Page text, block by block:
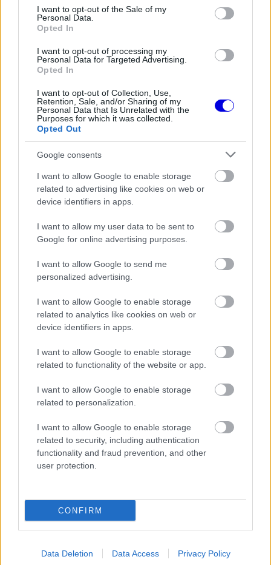
consent section.
I want to opt-out of the Sale of my
Personal Data.
Opted In
I want to opt-out of processing my
Personal Data for Targeted Advertising.
Opted In
I want to opt-out of Collection, Use,
Retention, Sale, and/or Sharing of my
Personal Data that Is Unrelated with the
Purposes for which it was collected.
Opted Out
Google consents
I want to allow Google to enable storage
related to advertising like cookies on web or
device identifiers in apps.
I want to allow my user data to be sent to
Google for online advertising purposes.
I want to allow Google to send me
personalized advertising.
I want to allow Google to enable storage
related to analytics like cookies on web or
device identifiers in apps.
I want to allow Google to enable storage
related to functionality of the website or app.
I want to allow Google to enable storage
related to personalization.
I want to allow Google to enable storage
related to security, including authentication
functionality and fraud prevention, and other
user protection.
CONFIRM
Data Deletion Data Access Privacy Policy
"A Mercedesnek kiváló pilótapárosa van, Russell
azonban időnként hibázik, ahogyan azt Japánban
is láthattuk. Ettől függetlenül nagyon stabil
szezont fut" – mondta Brundle a
RacingNews365-nek, hozzátéve, hogy
Verstappen esetleges szabaddá válása alapjaiban
EZEKET IS AJÁNLJUK
PIT LANE
Betörtek Lewis Hamilton
szerelmének villájába és elvitték az
autóját
FORMA-1
Reagált az Audi a Sainz és Piastri
FORMA-1
Újabb amerikai helyszín csábítaná
A brit szakértő meggyőződése szerint Russell
annak ellenére sem, hogy csapatvezetői szerepét
kiválóan ellátja.